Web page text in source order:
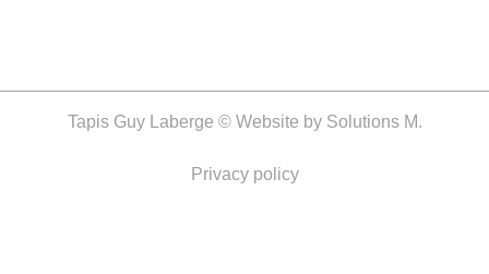
Tapis Guy Laberge © Website by Solutions M.
Privacy policy